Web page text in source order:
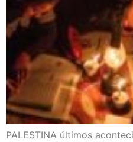
PALESTINA últi­mos